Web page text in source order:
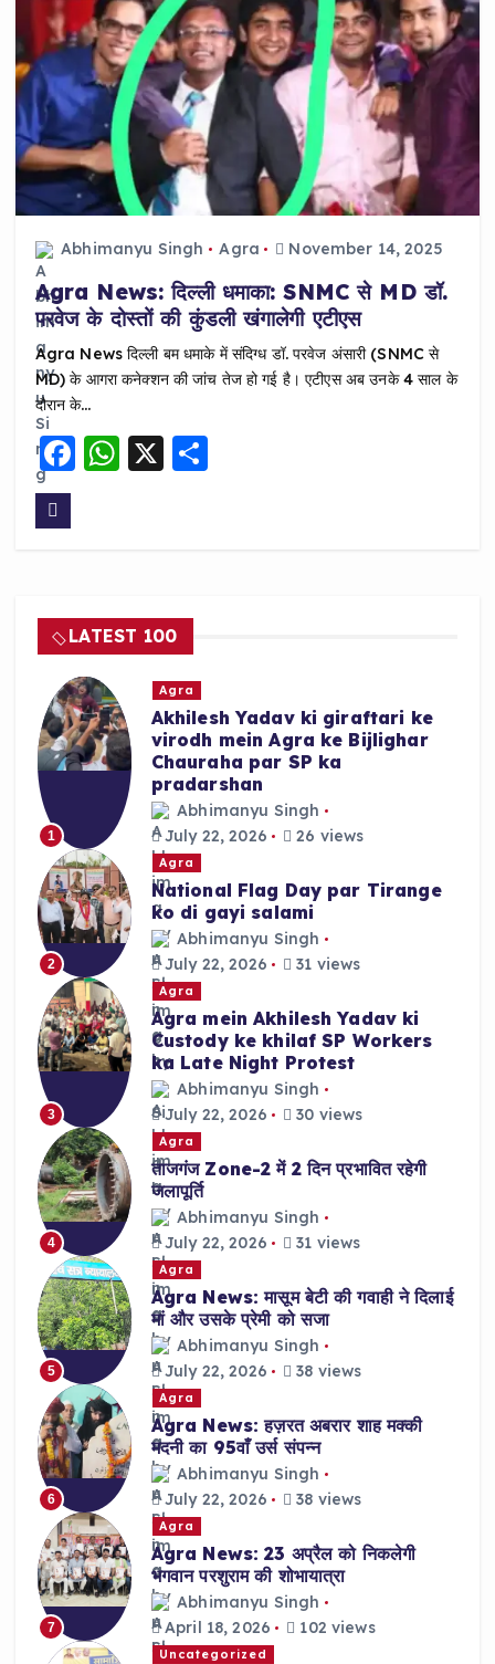
Abhimanyu Singh Agra November 14, 2025
Agra News: दिल्ली धमाका: SNMC से MD डॉ.
परवेज के दोस्तों की कुंडली खंगालेगी एटीएस
Agra News दिल्ली बम धमाके में संदिग्ध डॉ. परवेज अंसारी (SNMC से
MD) के आगरा कनेक्शन की जांच तेज हो गई है। एटीएस अब उनके 4 साल के
दौरान के…
F
o
o
k
W
p
p
X S
LATEST 100
1
Agra
Akhilesh Yadav ki giraftari ke
virodh mein Agra ke Bijlighar
Chauraha par SP ka
pradarshan
Abhimanyu Singh
July 22, 2026
26 views
2
Agra
National Flag Day par Tirange
ko di gayi salami
Abhimanyu Singh
July 22, 2026
31 views
3
Agra
Agra mein Akhilesh Yadav ki
Custody ke khilaf SP Workers
ka Late Night Protest
Abhimanyu Singh
July 22, 2026
30 views
4
Agra
ताजगंज Zone-2 में 2 दिन प्रभावित रहेगी
जलापूर्ति
Abhimanyu Singh
July 22, 2026
31 views
5
Agra
Agra News: मासूम बेटी की गवाही ने दिलाई
मां और उसके प्रेमी को सजा
Abhimanyu Singh
July 22, 2026
38 views
6
Agra
Agra News: हज़रत अबरार शाह मक्की
मदनी का 95वाँ उर्स संपन्न
Abhimanyu Singh
July 22, 2026
38 views
7
Agra
Agra News: 23 अप्रैल को निकलेगी
भगवान परशुराम की शोभायात्रा
Abhimanyu Singh
April 18, 2026
102 views
Uncategorized